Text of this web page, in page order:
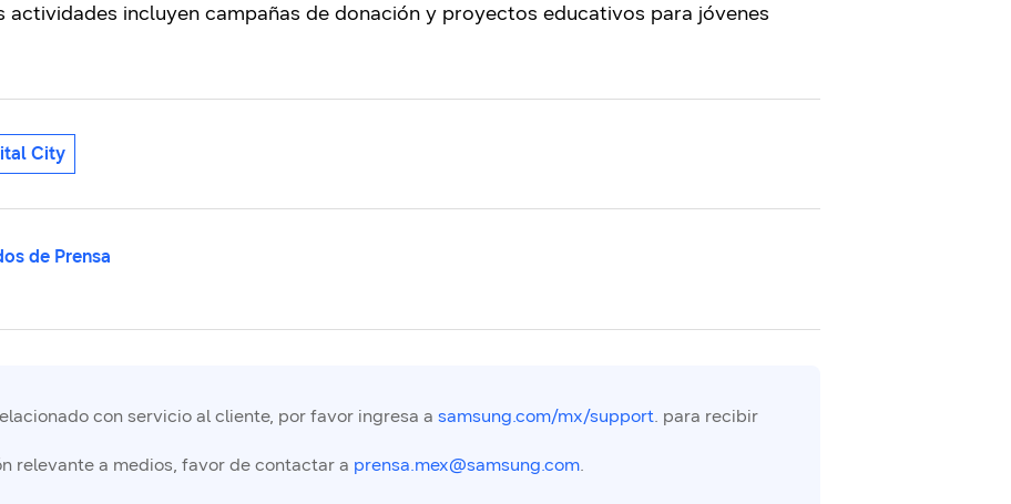
actividades incluyen campañas de donación y proyectos educativos para jóvenes
City
de Prensa
con servicio al cliente, por favor ingresa a samsung.com/mx/support. para recibir
relevante a medios, favor de contactar a prensa.mex@samsung.com.